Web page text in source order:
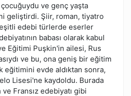
ve genç yaşta
geliştirdi. Şiir, roman, tiyatro
edebi türlerde eserler
babası olarak kabul
Eğitimi Puşkin'in ailesi, Rus
ve bu, ona geniş bir eğitim
eğitimini evde aldıktan sonra,
Lisesi'ne kaydoldu. Burada
Fransız edebiyatı gibi